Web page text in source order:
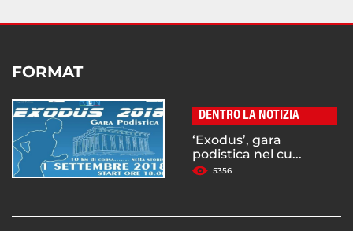
FORMAT
DENTRO LA NOTIZIA
‘Exodus’, gara
podistica nel cu...
5356